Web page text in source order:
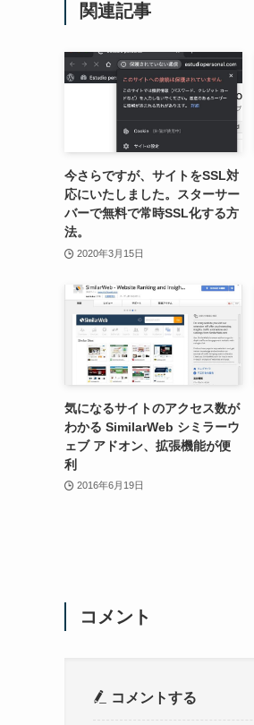
関連記事
今さらですが、サイトをSSL対
応にいたしました。スターサー
バーで無料で常時SSL化する方
法。
2020年3月15日
気になるサイトのアクセス数が
わかる SimilarWeb シミラーウ
ェブ アドオン、拡張機能が便
利
2016年6月19日
コメント
コメントする